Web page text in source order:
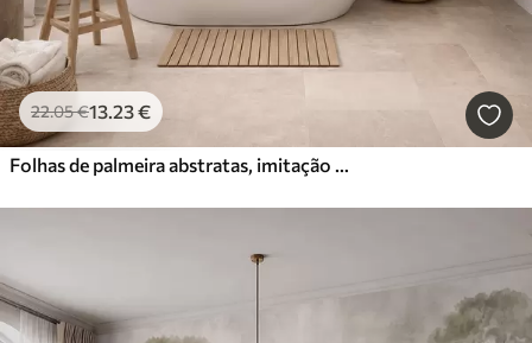
22.05€13 .23€